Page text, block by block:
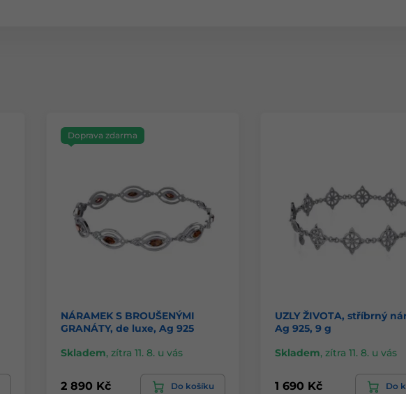
Doprava zdarma
NÁRAMEK S BROUŠENÝMI
GRANÁTY, de luxe, Ag 925
Skladem, zítra 11. 8. u vás
2 890 Kč Do košíku
UZLY ŽIVOTA, stříbrný
Ag 925, 9 g
Skladem, zítra 11. 8. u vás
1 690 Kč Do